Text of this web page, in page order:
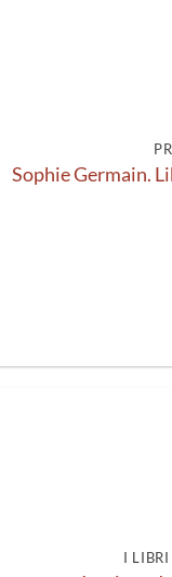
Sophie Germain.
I